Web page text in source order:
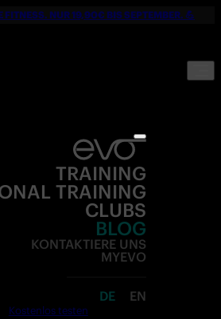
NUR 19,90€ BIS SEPTEMBER. 💪
TRAINING
TRAINING
CLUBS
BLOG
KONTAKTIERE UNS
MYEVO
DE EN
Kostenlos testen